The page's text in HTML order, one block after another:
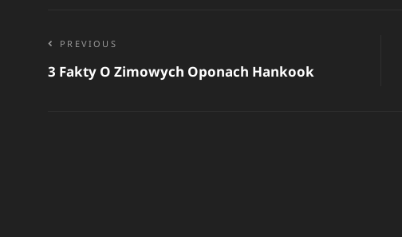
Nawigacja
wpisu
PREVIOUS
3 Fakty O Zimowych Oponach Hankook